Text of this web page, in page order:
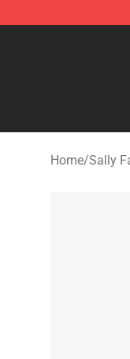
Sally Face
Home/Sally